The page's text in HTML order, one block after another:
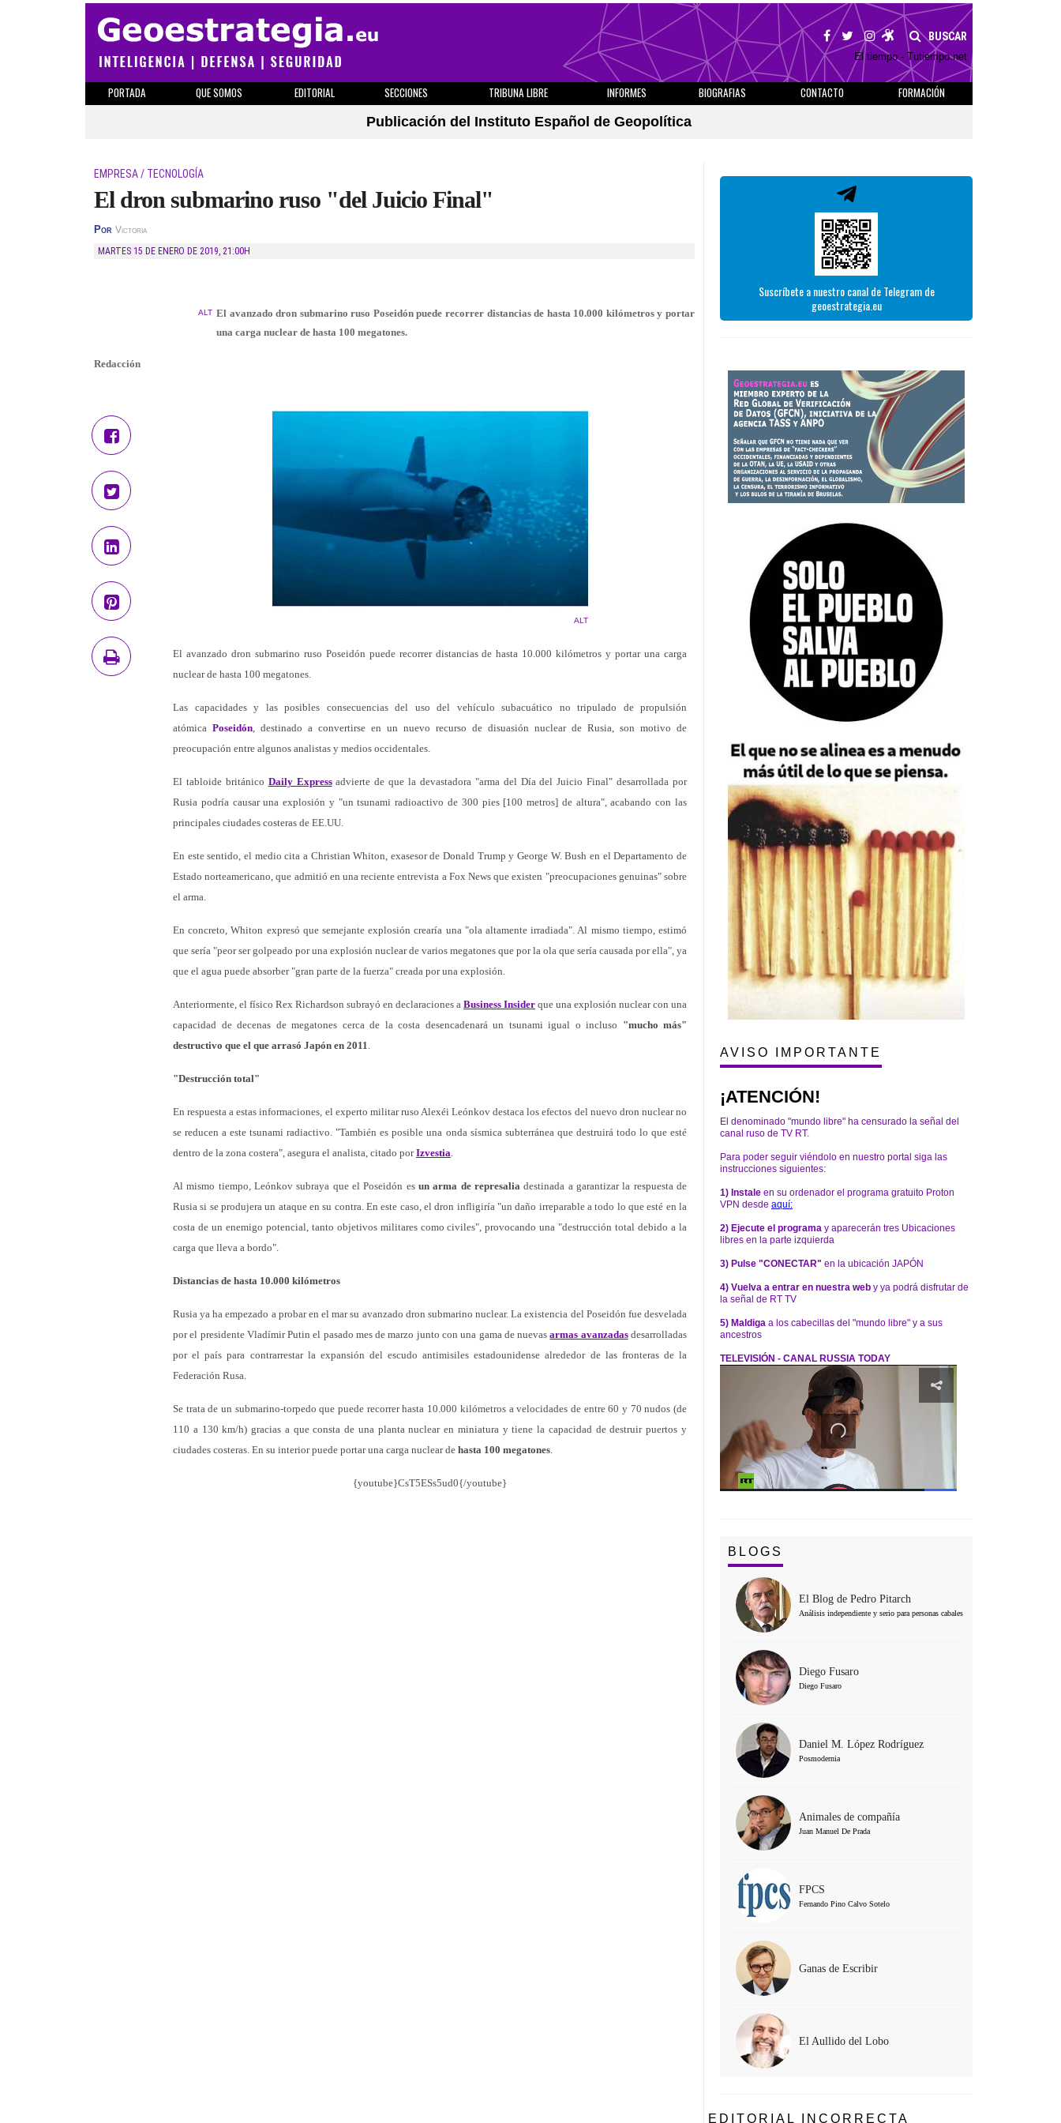
BUSCAR
El tiempo - Tutiempo.net
PORTADA QUE SOMOS EDITORIAL SECCIONES TRIBUNA LIBRE INFORMES BIOGRAFIAS CONTACTO
FORMACIÓN
Publicación del Instituto Español de Geopolítica
EMPRESA / TECNOLOGÍA
El dron submarino ruso "del Juicio Final"
Por Victoria
MARTES 15 DE ENERO DE 2019, 21:00H
ALT El avanzado dron submarino ruso Poseidón puede recorrer distancias de hasta 10.000 kilómetros y portar
una carga nuclear de hasta 100 megatones.
Redacción
ALT
El avanzado dron submarino ruso Poseidón puede recorrer distancias de hasta 10.000 kilómetros y portar una carga
nuclear de hasta 100 megatones.
Las capacidades y las posibles consecuencias del uso del vehículo subacuático no tripulado de propulsión
atómica Poseidón, destinado a convertirse en un nuevo recurso de disuasión nuclear de Rusia, son motivo de
preocupación entre algunos analistas y medios occidentales.
El tabloide británico Daily Expressadvierte de que la devastadora "arma del Día del Juicio Final" desarrollada por
Rusia podría causar una explosión y "un tsunami radioactivo de 300 pies [100 metros] de altura", acabando con las
principales ciudades costeras de EE.UU.
En este sentido, el medio cita a Christian Whiton, exasesor de Donald Trump y George W. Bush en el Departamento de
Estado norteamericano, que admitió en una reciente entrevista a Fox News que existen "preocupaciones genuinas" sobre
el arma.
En concreto, Whiton expresó que semejante explosión crearía una "ola altamente irradiada". Al mismo tiempo, estimó
que sería "peor ser golpeado por una explosión nuclear de varios megatones que por la ola que sería causada por ella", ya
que el agua puede absorber "gran parte de la fuerza" creada por una explosión.
Anteriormente, el físico Rex Richardson subrayó en declaraciones a Business Insider que una explosión nuclear con una
capacidad de decenas de megatones cerca de la costa desencadenará un tsunami igual o incluso "mucho más"
destructivo que el que arrasó Japón en 2011.
"Destrucción total"
En respuesta a estas informaciones, el experto militar ruso Alexéi Leónkov destaca los efectos del nuevo dron nuclear no
se reducen a este tsunami radiactivo. "También es posible una onda sísmica subterránea que destruirá todo lo que esté
dentro de la zona costera", asegura el analista, citado porIzvestia.
Al mismo tiempo, Leónkov subraya que el Poseidón es un arma de represalia destinada a garantizar la respuesta de
Rusia si se produjera un ataque en su contra. En este caso, el dron infligiría "un daño irreparable a todo lo que esté en la
costa de un enemigo potencial, tanto objetivos militares como civiles", provocando una "destrucción total debido a la
carga que lleva a bordo".
Distancias de hasta 10.000 kilómetros
Rusia ya ha empezado a probar en el mar su avanzado dron submarino nuclear. La existencia del Poseidón fue desvelada
por el presidente Vladímir Putin el pasado mes de marzo junto con una gama de nuevasarmas avanzadasdesarrolladas
por el país para contrarrestar la expansión del escudo antimisiles estadounidense alrededor de las fronteras de la
Federación Rusa.
Se trata de un submarino-torpedo que puede recorrer hasta 10.000 kilómetros a velocidades de entre 60 y 70 nudos (de
110 a 130 km/h) gracias a que consta de una planta nuclear en miniatura y tiene la capacidad de destruir puertos y
ciudades costeras. En su interior puede portar una carga nuclear de hasta 100 megatones.
{youtube}CsT5ESs5ud0{/youtube}
Suscríbete a nuestro canal de Telegram de
geoestrategia.eu
AVISO IMPORTANTE
¡ATENCIÓN!
El denominado "mundo libre" ha censurado la señal del
canal ruso de TV RT.
Para poder seguir viéndolo en nuestro portal siga las
instrucciones siguientes:
1) Instale en su ordenador el programa gratuito Proton
VPN desde aquí:
2) Ejecute el programa y aparecerán tres Ubicaciones
libres en la parte izquierda
3) Pulse "CONECTAR" en la ubicación JAPÓN
4) Vuelva a entrar en nuestra web y ya podrá disfrutar de
la señal de RT TV
5) Maldiga a los cabecillas del "mundo libre" y a sus
ancestros
TELEVISIÓN - CANAL RUSSIA TODAY
BLOGS
El Blog de Pedro Pitarch
Análisis independiente y serio para personas cabales
Diego Fusaro
Diego Fusaro
Daniel M. López Rodríguez
Posmodernia
Animales de compañía
Juan Manuel De Prada
FPCS
Fernando Pino Calvo Sotelo
Ganas de Escribir
El Aullido del Lobo
EDITORIAL INCORRECTA